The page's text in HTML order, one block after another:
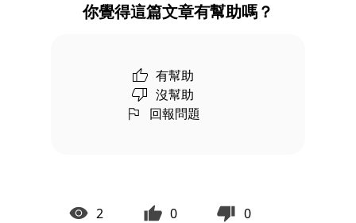
你覺得這篇文章有幫助嗎？
有幫助
沒幫助
回報問題
2 0 0